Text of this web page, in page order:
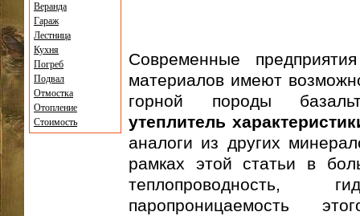
Современные
материалов имеют
горной породы
утеплитель
аналоги из других
рамках этой статьи в
теплопроводность,
паропроницаемость
Веранда
Гараж
Лестница
Кухня
Погреб
Подвал
Отмостка
Отопление
Стоимость